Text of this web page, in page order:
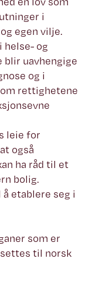
i
egen vilje.
helse- og
blir uavhengige
og i
rettighetene
leie for
også
ha råd til et
bolig.
etablere seg i
som er
til norsk